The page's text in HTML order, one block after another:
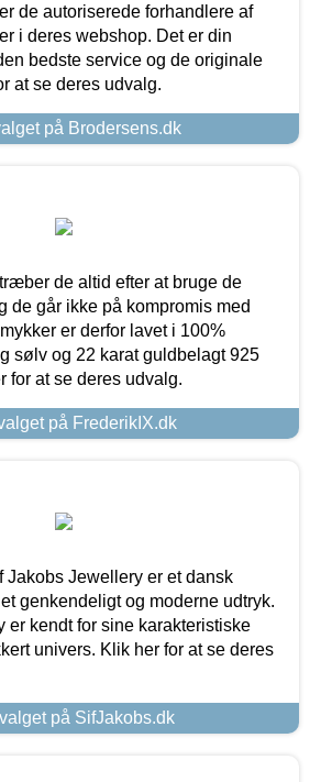
de autoriserede forhandlere af
i deres webshop. Det er din
bedste service og de originale
at se deres udvalg.
på Brodersens.dk
de altid efter at bruge de
de går ikke på kompromis med
er derfor lavet i 100%
sølv og 22 karat guldbelagt 925
for at se deres udvalg.
på FrederikIX.dk
Jakobs Jewellery er et dansk
genkendeligt og moderne udtryk.
er kendt for sine karakteristiske
univers. Klik her for at se deres
på SifJakobs.dk